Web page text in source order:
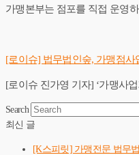
가맹본부는 점포를 직접 운영
[로이슈] 법무법인숲, 가맹점
[로이슈 진가영 기자] ‘가맹사
Search
최신 글
[K스피릿] 가맹전문 법무